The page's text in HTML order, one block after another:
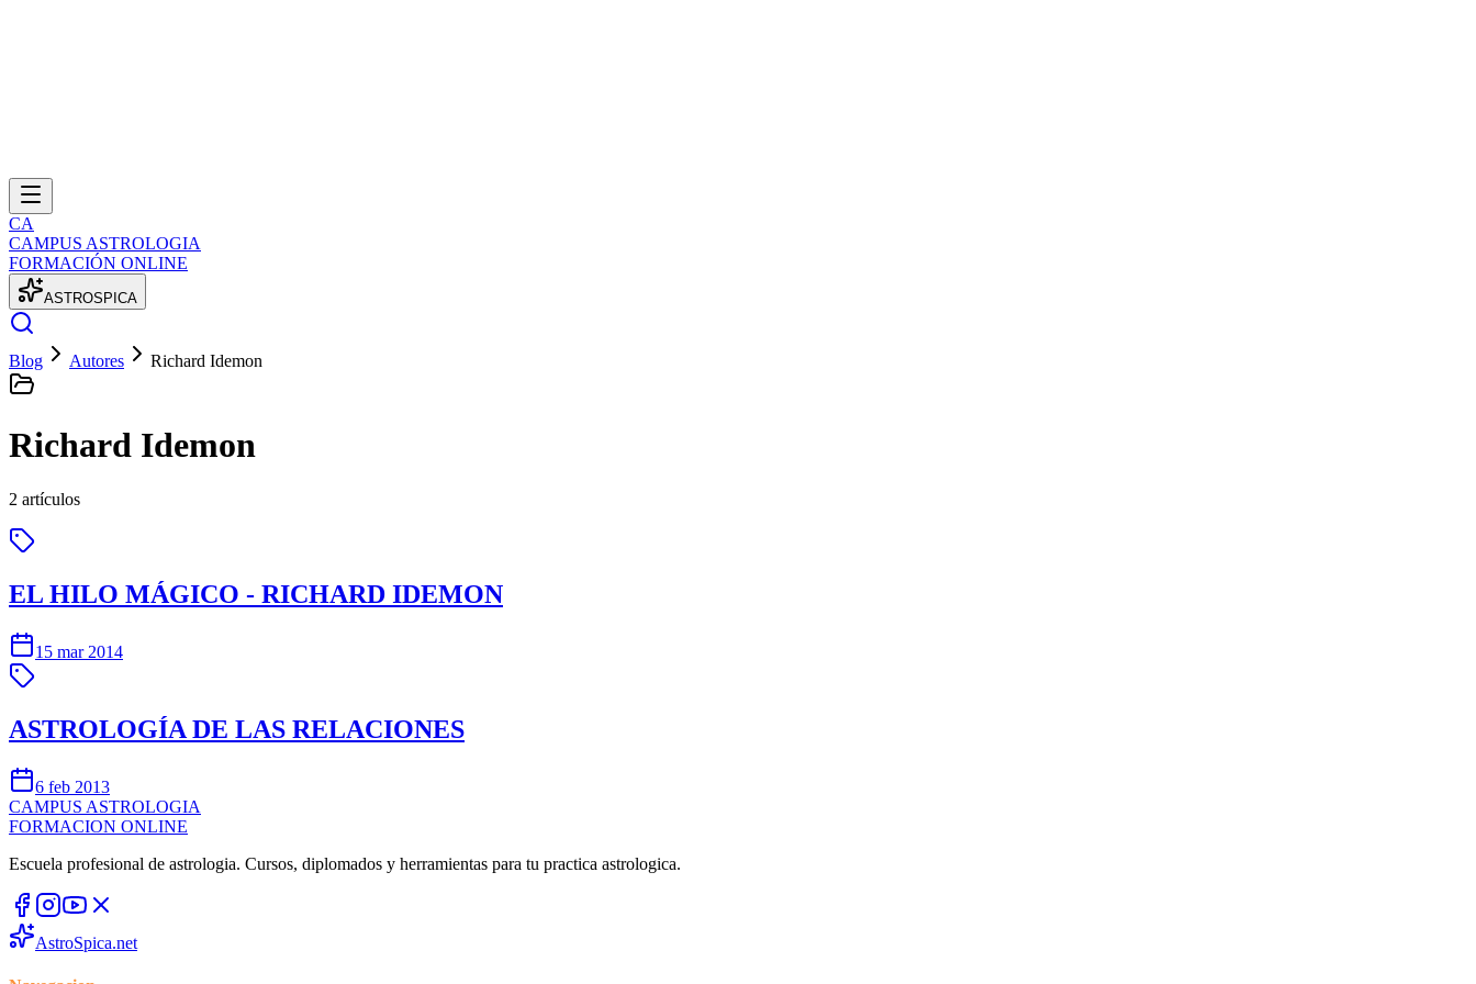
CA
CAMPUS ASTROLOGIA
FORMACIÓN ONLINE
ASTROS P CA
Blog Autores Richard Idemon
Richard Idemon
2 artículos
EL HILO MÁGICO - RICHARD IDEMON
15 mar 2014
ASTROLOGÍA DE LAS RELACIONES
6 feb 2013
CAMPUS ASTROLOGIA
FORMACION ONLINE
Escuela profesional de astrologia. Cursos, diplomados y herramientas para tu practica astrologica.
AstroSpica.net